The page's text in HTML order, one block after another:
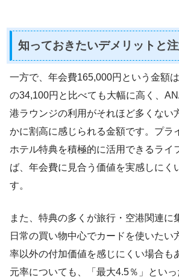
知っておきたいデメリットと
一方で、年会費165,000円という金額
の34,100円と比べても大幅に高く、
港ラウンジの利用がそれほど多くない
かに割高に感じられる金額です。プラ
ホテル特典を積極的に活用できるライ
ば、年会費に見合う価値を実感しにく
す。
また、特典の多くが旅行・空港関連に
日常の買い物中心でカードを使いたい
率以外の付加価値を感じにくい場合も
元率についても、「最大4.5％」とい